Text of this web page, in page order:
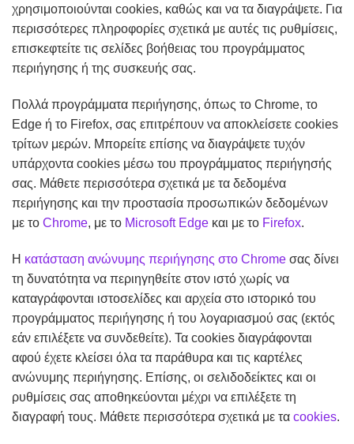
χρησιμοποιούνται cookies, καθώς και να τα διαγράψετε. Για
περισσότερες πληροφορίες σχετικά με αυτές τις ρυθμίσεις,
επισκεφτείτε τις σελίδες βοήθειας του προγράμματος
περιήγησης ή της συσκευής σας.
Πολλά προγράμματα περιήγησης, όπως το Chrome, το
Edge ή το Firefox, σας επιτρέπουν να αποκλείσετε cookies
τρίτων μερών. Μπορείτε επίσης να διαγράψετε τυχόν
υπάρχοντα cookies μέσω του προγράμματος περιήγησής
σας. Μάθετε περισσότερα σχετικά με τα δεδομένα
περιήγησης και την προστασία προσωπικών δεδομένων
με το Chrome, με το Microsoft Edge και με το Firefox.
Η κατάσταση ανώνυμης περιήγησης στο Chrome σας δίνει
τη δυνατότητα να περιηγηθείτε στον ιστό χωρίς να
καταγράφονται ιστοσελίδες και αρχεία στο ιστορικό του
προγράμματος περιήγησης ή του λογαριασμού σας (εκτός
εάν επιλέξετε να συνδεθείτε). Τα cookies διαγράφονται
αφού έχετε κλείσει όλα τα παράθυρα και τις καρτέλες
ανώνυμης περιήγησης. Επίσης, οι σελιδοδείκτες και οι
ρυθμίσεις σας αποθηκεύονται μέχρι να επιλέξετε τη
διαγραφή τους. Μάθετε περισσότερα σχετικά με τα cookies.